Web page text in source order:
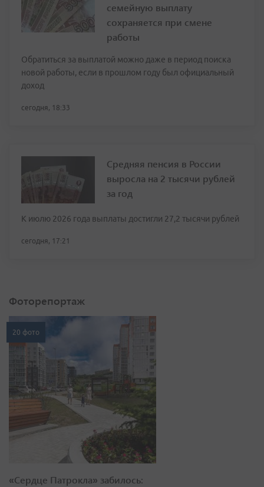
семейную выплату
сохраняется при смене
работы
Обратиться за выплатой можно даже в период поиска
новой работы, если в прошлом году был официальный
доход
сегодня, 18:33
Средняя пенсия в России
выросла на 2 тысячи рублей
за год
К июлю 2026 года выплаты достигли 27,2 тысячи рублей
сегодня, 17:21
Фоторепортаж
20 фото
«Сердце Патрокла» забилось: